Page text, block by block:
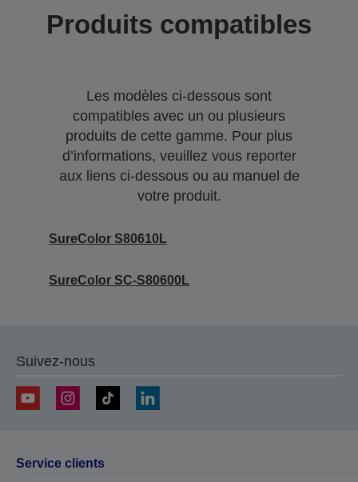
Produits compatibles
Les modèles ci-dessous sont
compatibles avec un ou plusieurs
produits de cette gamme. Pour plus
d’informations, veuillez vous reporter
aux liens ci-dessous ou au manuel de
votre produit.
SureColor S80610L
SureColor SC-S80600L
Suivez-nous
Service clients